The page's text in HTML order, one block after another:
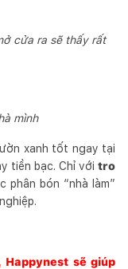
cửa ra sẽ thấy rất
mình
xanh tốt ngay tại
tiền bạc. Chỉ với tro
phân bón “nhà làm”
Happynest sẽ giúp